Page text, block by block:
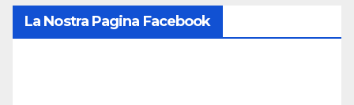
La Nostra Pagina Facebook